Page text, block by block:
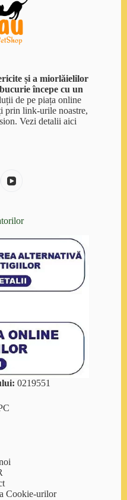
și a miorlăielilor
începe cu un
de pe piața online
prin link-urile noastre,
Vezi detalii aici
0219551
Cookie-urilor